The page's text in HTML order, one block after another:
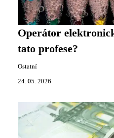
Operátor
tato profese?
Ostatní
24. 05. 2026